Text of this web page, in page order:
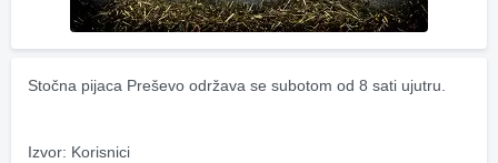
Stočna pijaca Preševo održava se subotom od 8 sati ujutru.
Izvor: Korisnici